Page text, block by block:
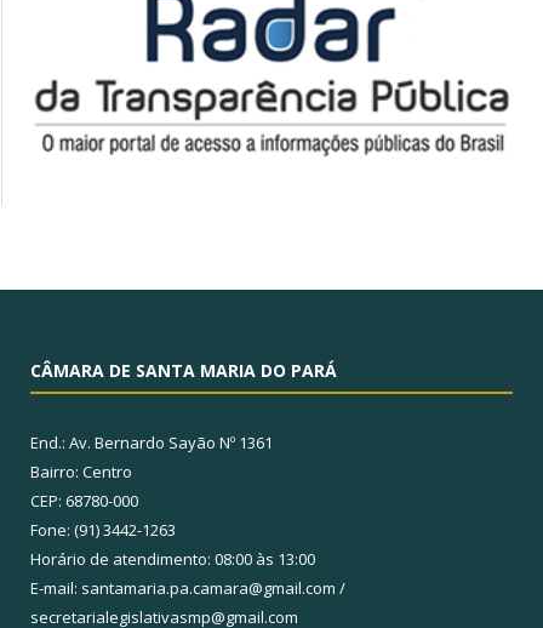
CÂMARA DE SANTA MARIA DO PARÁ
End.: Av. Bernardo Sayão Nº 1361
Bairro: Centro
CEP: 68780-000
Fone: (91) 3442-1263
Horário de atendimento: 08:00 às 13:00
E-mail: santamaria.pa.camara@gmail.com /
secretarialegislativasmp@gmail.com